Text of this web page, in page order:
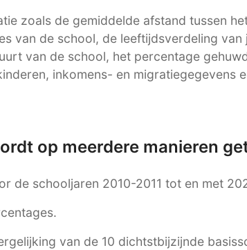
zoals de gemiddelde afstand tussen
van de school, de leeftijdsverdeling van
van de school, het percentage
inkomens- en migratiegegevens
op meerdere manieren
de schooljaren 2010-2011 tot en met
van de 10 dichtstbijzijnde